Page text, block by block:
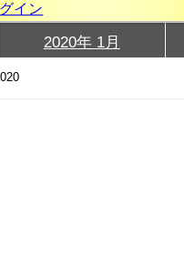
イン
2020年 1月